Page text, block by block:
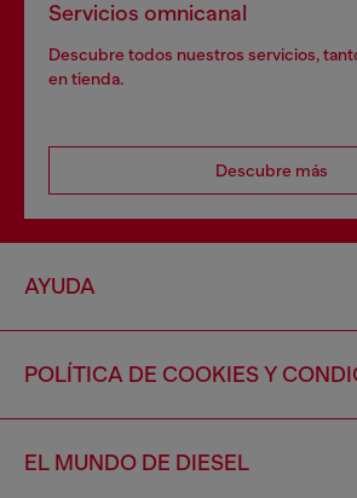
Servicios omnicanal
Descubre todos nuestros servicios,
en tienda.
Descubre más
AYUDA
POLÍTICA DE COOKIES Y
EL MUNDO DE DIESEL